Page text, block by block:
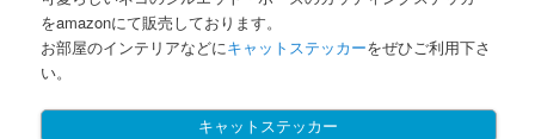
をamazonにて販売しております。
お部屋のインテリアなどにキャットステッカーをぜひご利用下さ
い。
キャットステッカー